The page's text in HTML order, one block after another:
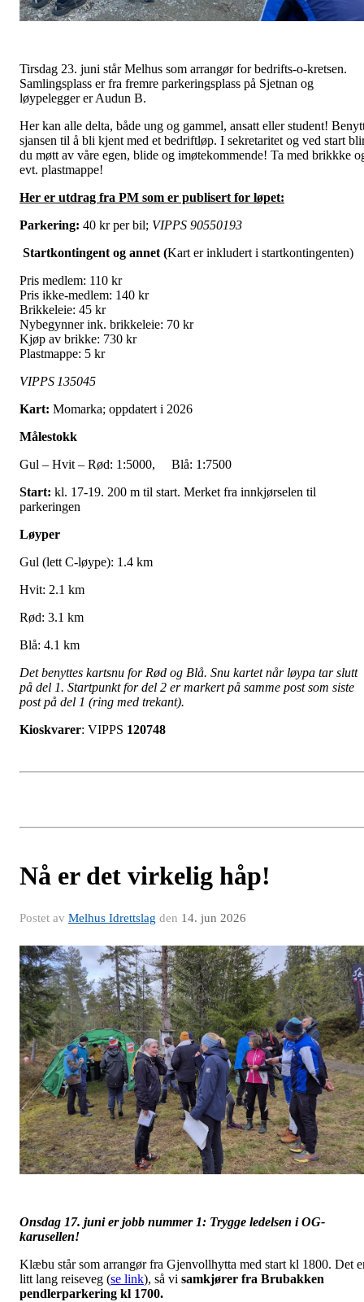
Tirsdag 23. juni står Melhus som arrangør for bedrifts-o-kretsen.
Samlingsplass er fra fremre parkeringsplass på Sjetnan og
løypelegger er Audun B.
Her kan alle delta, både ung og gammel, ansatt eller student!
sjansen til å bli kjent med et bedriftløp. I sekretaritet og ved start
du møtt av våre egen, blide og imøtekommende! Ta med brikkke
evt. plastmappe!
Her er utdrag fra PM som er publisert for løpet:
Parkering: 40 kr per bil; VIPPS 90550193
Startkontingent og annet (Kart er inkludert i startkontingenten)
Pris medlem: 110 kr
Pris ikke-medlem: 140 kr
Brikkeleie: 45 kr
Nybegynner ink. brikkeleie: 70 kr
Kjøp av brikke: 730 kr
Plastmappe: 5 kr
VIPPS 135045
Kart: Momarka; oppdatert i 2026
Målestokk
Gul – Hvit – Rød: 1:5000, Blå: 1:7500
Start: kl. 17-19. 200 m til start. Merket fra innkjørselen til
parkeringen
Løyper
Gul (lett C-løype): 1.4 km
Hvit: 2.1 km
Rød: 3.1 km
Blå: 4.1 km
Det benyttes kartsnu for Rød og Blå. Snu kartet når løypa tar slutt
på del 1. Startpunkt for del 2 er markert på samme post som siste
post på del 1 (ring med trekant).
Kioskvarer: VIPPS 120748
Nå er det virkelig håp!
Postet av Melhus Idrettslag den 14. jun 2026
Onsdag 17. juni er jobb nummer 1: Trygge ledelsen i OG-
karusellen!
Klæbu står som arrangør fra Gjenvollhytta med start kl 1800. Det
litt lang reiseveg (se link), så vi samkjører fra Brubakken
pendlerparkering kl 1700.